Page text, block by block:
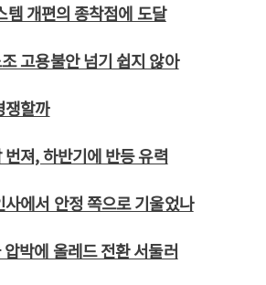
개편의 종착점에 도달
고용불안 넘기 쉽지 않아
쟁할까
져, 하반기에 반등 유력
에서 안정 쪽으로 기울었나
박에 올레드 전환 서둘러